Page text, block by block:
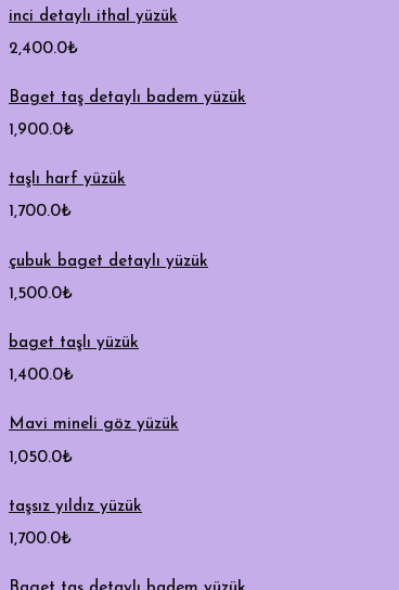
inci detaylı ithal yüzük
2,400.0₺
Baget taş detaylı badem yüzük
1,900.0₺
taşlı harf yüzük
1,700.0₺
çubuk baget detaylı yüzük
1,500.0₺
baget taşlı yüzük
1,400.0₺
Mavi mineli göz yüzük
1,050.0₺
taşsız yıldız yüzük
1,700.0₺